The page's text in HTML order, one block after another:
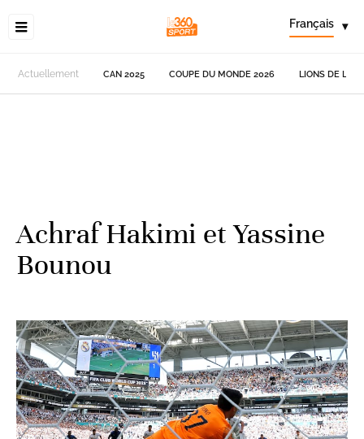
Français ▾
Actuellement CAN 2025 COUPE DU MONDE 2026 LIONS DE
Achraf Hakimi et Yassine
Bounou